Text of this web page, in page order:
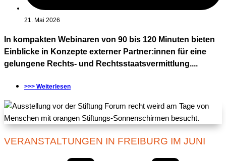
21. Mai 2026
In kompakten Webinaren von 90 bis 120 Minuten bieten
Einblicke in Konzepte externer Partner:innen für eine
gelungene Rechts- und Rechtsstaatsvermittlung....
>>> Weiterlesen
VERANSTALTUNGEN IN FREIBURG IM JUNI